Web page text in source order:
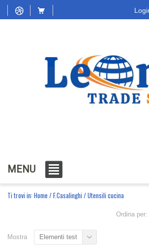
MENU
Ti trovi in: Home /F.Casalinghi /Utensili cucina
Ordina per:
Mostra Elementi test